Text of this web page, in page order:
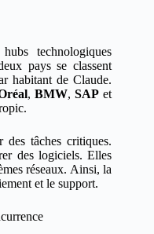
technologiques
pays se classent
habitant de Claude.
, BMW, SAP et
des tâches critiques.
des logiciels. Elles
réseaux. Ainsi, la
et le support.